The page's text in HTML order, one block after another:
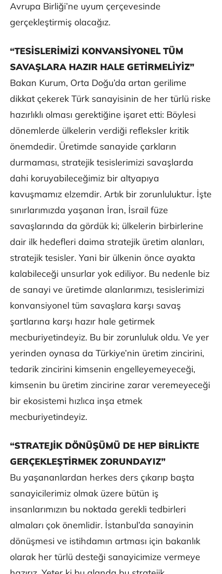
Avrupa Birliği’ne uyum çerçevesinde
gerçekleştirmiş olacağız.
“TESİSLERİMİZİ KONVANSİYONEL TÜM
SAVAŞLARA HAZIR HALE GETİRMELİYİZ”
Bakan Kurum, Orta Doğu’da artan gerilime
dikkat çekerek Türk sanayisinin de her türlü riske
hazırlıklı olması gerektiğine işaret etti: Böylesi
dönemlerde ülkelerin verdiği refleksler kritik
önemdedir. Üretimde sanayide çarkların
durmaması, stratejik tesislerimizi savaşlarda
dahi koruyabileceğimiz bir altyapıya
kavuşmamız elzemdir. Artık bir zorunluluktur. İşte
sınırlarımızda yaşanan İran, İsrail füze
savaşlarında da gördük ki; ülkelerin birbirlerine
dair ilk hedefleri daima stratejik üretim alanları,
stratejik tesisler. Yani bir ülkenin önce ayakta
kalabileceği unsurlar yok ediliyor. Bu nedenle biz
de sanayi ve üretimde alanlarımızı, tesislerimizi
konvansiyonel tüm savaşlara karşı savaş
şartlarına karşı hazır hale getirmek
mecburiyetindeyiz. Bu bir zorunluluk oldu. Ve yer
yerinden oynasa da Türkiye’nin üretim zincirini,
tedarik zincirini kimsenin engelleyemeyeceği,
kimsenin bu üretim zincirine zarar veremeyeceği
bir ekosistemi hızlıca inşa etmek
mecburiyetindeyiz.
“STRATEJİK DÖNÜŞÜMÜ DE HEP BİRLİKTE
GERÇEKLEŞTİRMEK ZORUNDAYIZ”
Bu yaşananlardan herkes ders çıkarıp başta
sanayicilerimiz olmak üzere bütün iş
insanlarımızın bu noktada gerekli tedbirleri
almaları çok önemlidir. İstanbul’da sanayinin
dönüşmesi ve istihdamın artması için bakanlık
olarak her türlü desteği sanayicimize vermeye